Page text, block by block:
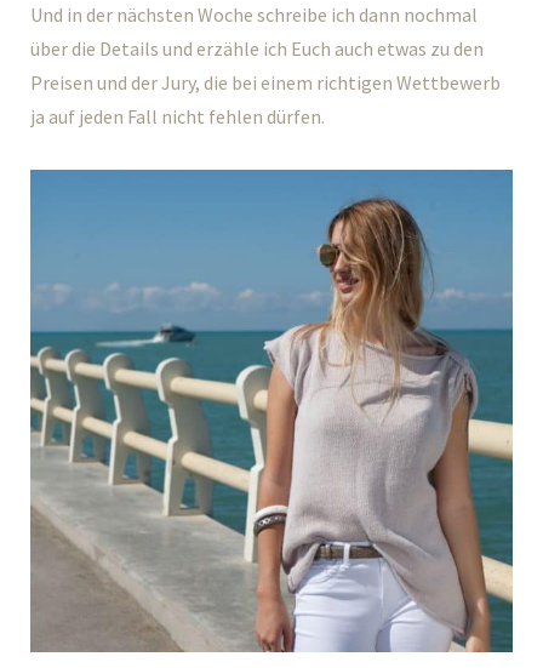
Und in der nächsten Woche schreibe ich dann nochmal
über die Details und erzähle ich Euch auch etwas zu den
Preisen und der Jury, die bei einem richtigen Wettbewerb
ja auf jeden Fall nicht fehlen dürfen.